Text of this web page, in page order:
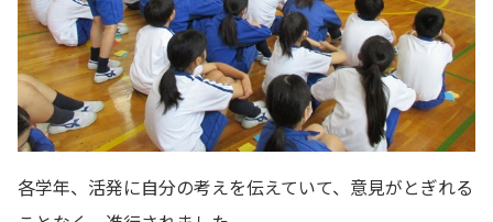
各学年、活発に自分の考えを伝えていて、意見がとぎれる